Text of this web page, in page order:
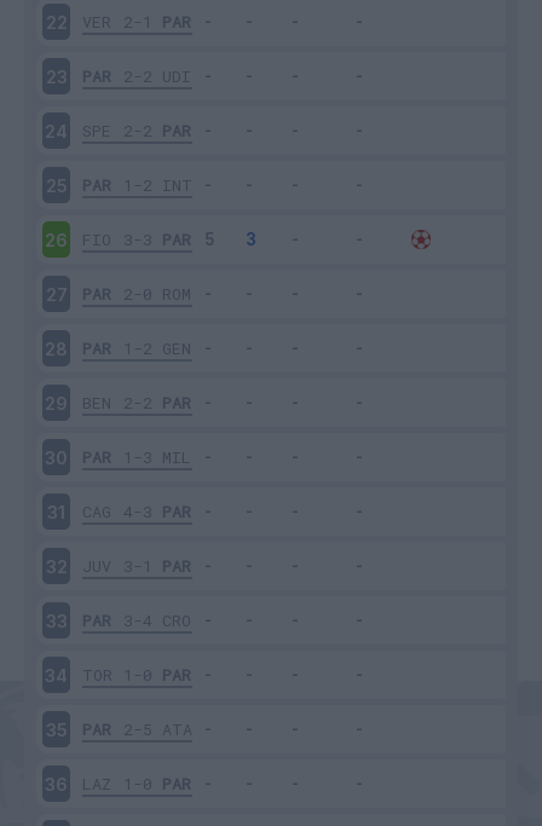
22 VER 2-1 PAR
23 PAR 2-2 UDI
24 SPE 2-2 PAR
25 PAR 1-2 INT
26 FIO 3-3 PAR
27 PAR 2-0 ROM
28 PAR 1-2 GEN
29 BEN 2-2 PAR
30 PAR 1-3 MIL
31 CAG 4-3 PAR
32 JUV 3-1 PAR
33 PAR 3-4 CRO
34 TOR 1-0 PAR
35 PAR 2-5 ATA
36 LAZ 1-0 PAR